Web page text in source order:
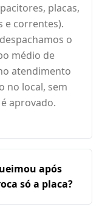
placas,
e correntes).
o
médio de
atendimento
no local, sem
aprovado.
após
só a placa?